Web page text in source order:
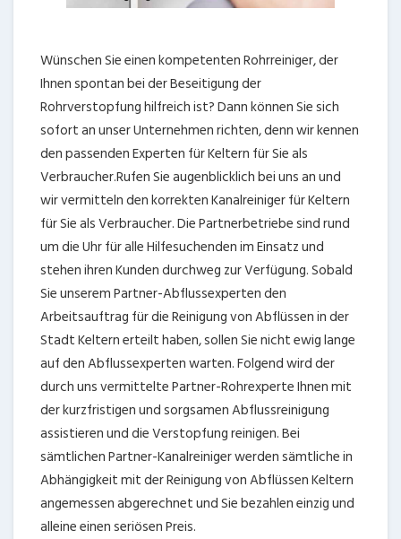
Wünschen Sie einen kompetenten Rohrreiniger, der
Ihnen spontan bei der Beseitigung der
Rohrverstopfung hilfreich ist? Dann können Sie sich
sofort an unser Unternehmen richten, denn wir kennen
den passenden Experten für Keltern für Sie als
Verbraucher.Rufen Sie augenblicklich bei uns an und
wir vermitteln den korrekten Kanalreiniger für Keltern
für Sie als Verbraucher. Die Partnerbetriebe sind rund
um die Uhr für alle Hilfesuchenden im Einsatz und
stehen ihren Kunden durchweg zur Verfügung. Sobald
Sie unserem Partner-Abflussexperten den
Arbeitsauftrag für die Reinigung von Abflüssen in der
Stadt Keltern erteilt haben, sollen Sie nicht ewig lange
auf den Abflussexperten warten. Folgend wird der
durch uns vermittelte Partner-Rohrexperte Ihnen mit
der kurzfristigen und sorgsamen Abflussreinigung
assistieren und die Verstopfung reinigen. Bei
sämtlichen Partner-Kanalreiniger werden sämtliche in
Abhängigkeit mit der Reinigung von Abflüssen Keltern
angemessen abgerechnet und Sie bezahlen einzig und
alleine einen seriösen Preis.